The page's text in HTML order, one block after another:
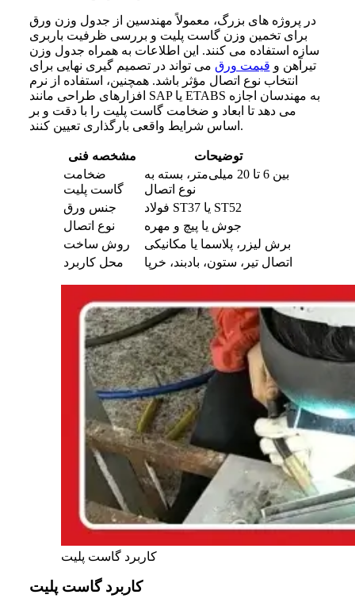
در پروژه‌ های بزرگ، معمولاً مهندسین از جدول وزن ورق
برای تخمین وزن گاست پلیت و بررسی ظرفیت باربری
سازه استفاده می‌ کنند. این اطلاعات به همراه جدول وزن
تیرآهن و قیمت ورق می‌ تواند در تصمیم‌ گیری نهایی برای
انتخاب نوع اتصال مؤثر باشد. همچنین، استفاده از نرم‌
افزارهای طراحی مانند SAP یا ETABS به مهندسان اجازه
می‌ دهد تا ابعاد و ضخامت گاست پلیت را با دقت و بر
اساس شرایط واقعی بارگذاری تعیین کنند.
مشخصه فنی
توضیحات
ضخامت
گاست پلیت
بین 6 تا 20 میلی‌متر، بسته به
نوع اتصال
جنس ورق
فولاد ST37 یا ST52
نوع اتصال
جوش یا پیچ و مهره
روش ساخت
برش لیزر، پلاسما یا مکانیکی
محل کاربرد
اتصال تیر، ستون، بادبند، خرپا
کاربرد گاست پلیت
کاربرد گاست پلیت